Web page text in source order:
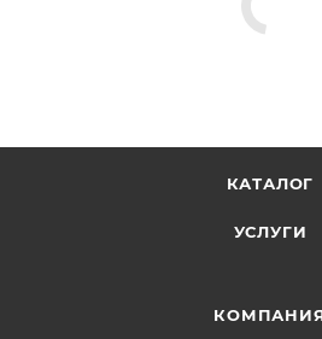
КАТАЛОГ
УСЛУГИ